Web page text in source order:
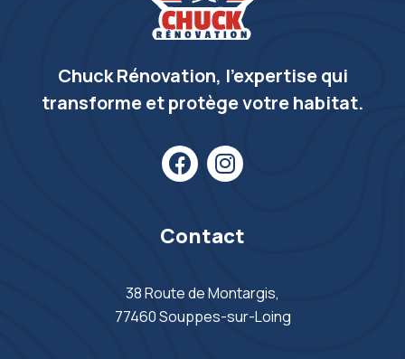
Chuck Rénovation, l’expertise qui
transforme et protège votre habitat.
Contact
38 Route de Montargis,
77460 Souppes-sur-Loing